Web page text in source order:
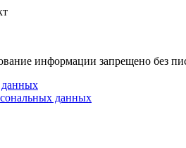
информации запрещено без
данных
данных